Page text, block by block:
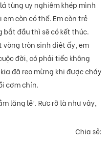
tùng uy nghiêm khép mình
còn có thể. Em còn trẻ
bắt đầu thì sẽ có kết thúc.
tròn sinh diệt ấy, em
đời, có phải tiếc không
đã reo mừng khi được cháy
cơm chín.
lặng lẽ’. Rực rỡ là như vậy,
Chia sẻ: